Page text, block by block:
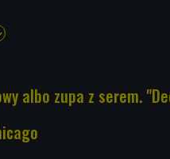
albo zupa z serem.